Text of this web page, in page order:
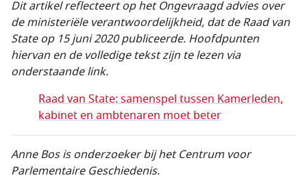
Dit artikel reflecteert op het Ongevraagd advies over
de ministeriële verantwoordelijkheid, dat de Raad van
State op 15 juni 2020 publiceerde. Hoofdpunten
hiervan en de volledige tekst zijn te lezen via
onderstaande link.
Raad van State: samenspel tussen Kamerleden,
kabinet en ambtenaren moet beter
Anne Bos is onderzoeker bij het Centrum voor
Parlementaire Geschiedenis.